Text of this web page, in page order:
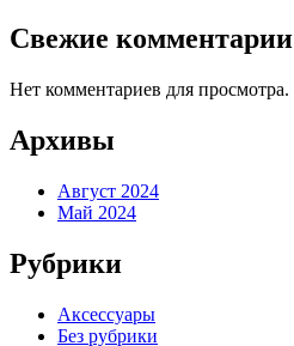
Свежие комментарии
Нет комментариев для просмотра.
Архивы
Август 2024
Май 2024
Рубрики
Аксессуары
Без рубрики